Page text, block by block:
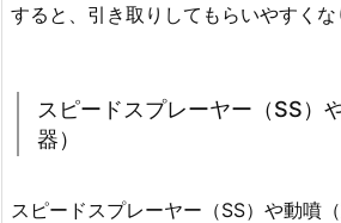
すると、引き取りしてもらいやすくな
スピードスプレーヤー（SS）
器）
スピードスプレーヤー（SS）や動噴